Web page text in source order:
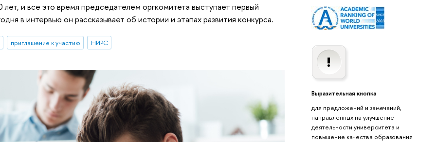
Выразительная кнопка
для предложений и замечаний,
направленных на улучшение
деятельности университета и
повышение качества образования
и все это время председателем оргкомитета выступает первый
в интервью он рассказывает об истории и этапах развития конкурса.
приглашение к участию НИРС